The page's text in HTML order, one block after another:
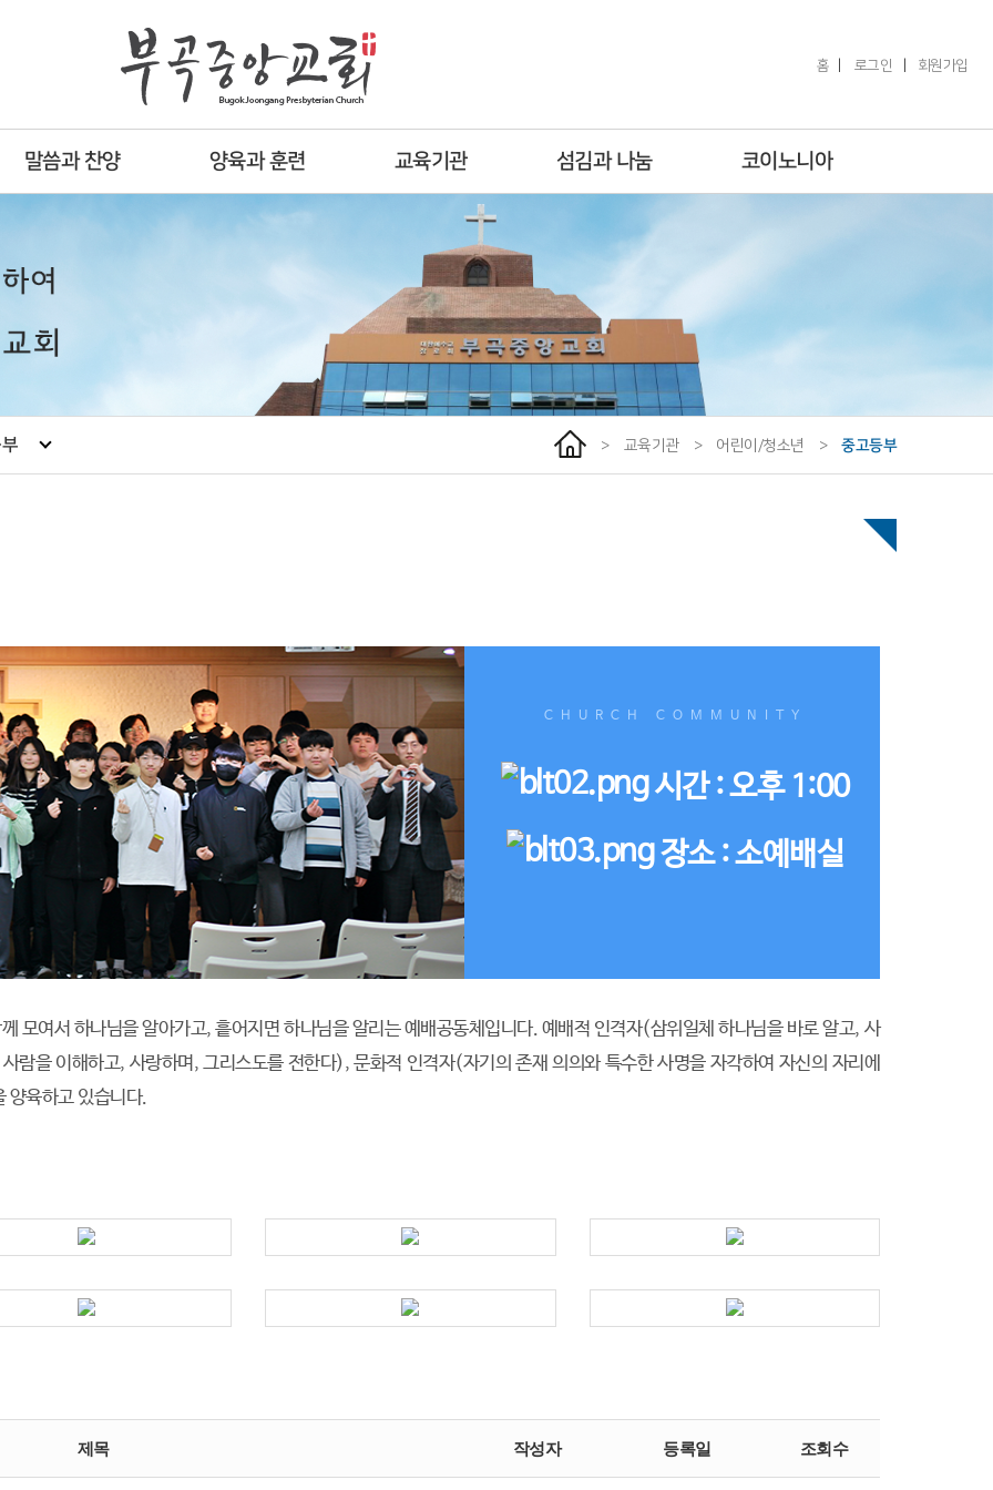
홈 로그인 회원가입
말씀과 찬양 양육과 훈련 교육기관 섬김과 나눔 코이노니아
> 교육기관 > 어린이/청소년 > 중고등부
CHURCH COMMUNITY
시간 : 오후 1:00
장소 : 소예배실
모여서 하나님을 알아가고, 흩어지면 하나님을 알리는 예배공동체입니다. 예배적 인격자(삼위일체 하나님을 바로 알고, 사
람을 이해하고, 사랑하며, 그리스도를 전한다), 문화적 인격자(자기의 존재 의의와 특수한 사명을 자각하여 자신의 자리에
양육하고 있습니다.
제목 작성자 등록일 조회수